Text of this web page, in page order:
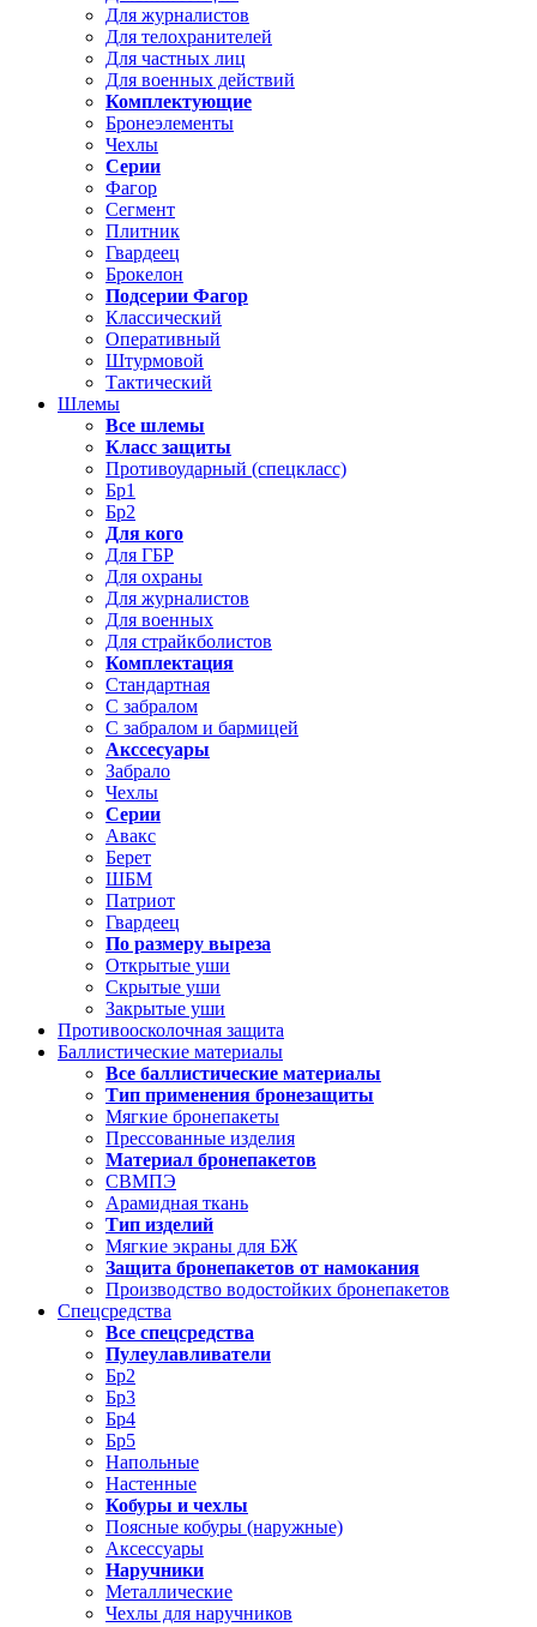
Для журналистов
Для телохранителей
Для частных лиц
Для военных действий
Комплектующие
Бронеэлементы
Чехлы
Серии
Фагор
Сегмент
Плитник
Гвардеец
Брокелон
Подсерии Фагор
Классический
Оперативный
Штурмовой
Тактический
Шлемы
Все шлемы
Класс защиты
Противоударный (спецкласс)
Бр1
Бр2
Для кого
Для ГБР
Для охраны
Для журналистов
Для военных
Для страйкболистов
Комплектация
Стандартная
С забралом
С забралом и бармицей
Акссесуары
Забрало
Чехлы
Серии
Авакс
Берет
ШБМ
Патриот
Гвардеец
По размеру выреза
Открытые уши
Скрытые уши
Закрытые уши
Противоосколочная защита
Баллистические материалы
Все баллистические материалы
Тип применения бронезащиты
Мягкие бронепакеты
Прессованные изделия
Материал бронепакетов
СВМПЭ
Арамидная ткань
Тип изделий
Мягкие экраны для БЖ
Защита бронепакетов от намокания
Производство водостойких бронепакетов
Спецсредства
Все спецсредства
Пулеулавливатели
Бр2
Бр3
Бр4
Бр5
Напольные
Настенные
Кобуры и чехлы
Поясные кобуры (наружные)
Аксессуары
Наручники
Металлические
Чехлы для наручников